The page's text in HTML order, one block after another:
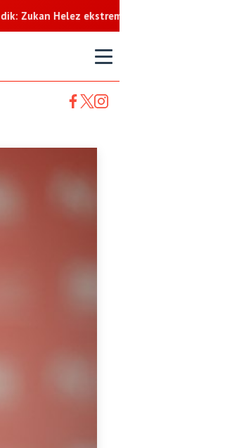
koji svaku priliku koristi za netrpeljivost